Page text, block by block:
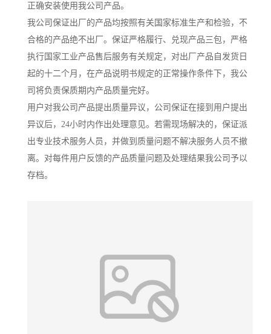
正确安装使用我公司产品。
我公司保证出厂的产品均按照有关国家标准生产和检验，不
合格的产品绝不出厂。保证严格履行、兑现产品三包，严格
执行国家工业产品售后服务有关规定，对出厂产品自发货日
起的十二个月，在产品说明书规定的正常操作条件下，我公
司将负责保质期内产品质量完好。
用户对我公司产品提出质量异议，公司保证在接到用户提出
异议后，24小时内作出处理意见。若需现场解决的，保证派
出专业技术服务人员，并做到质量问题不解决服务人员不撤
离。对每件用户反馈的产品质量问题及处理结果我公司予以
存档。